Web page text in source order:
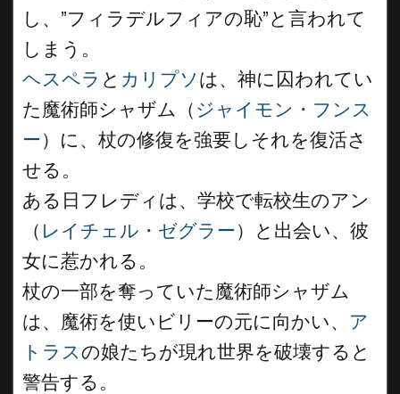
し、”フィラデルフィアの恥”と言われて
しまう。
ヘスペラ と カリプソ は、神に囚われてい
た魔術師シャザム（ ジャイモン・フンス
ー）に、杖の修復を強要しそれを復活さ
せる。
ある日フレディは、学校で転校生のアン
（ レイチェル・ゼグラー）と出会い、彼
女に惹かれる。
杖の一部を奪っていた魔術師シャザム
は、魔術を使いビリーの元に向かい、 ア
トラスの娘たちが現れ世界を破壊すると
警告する。